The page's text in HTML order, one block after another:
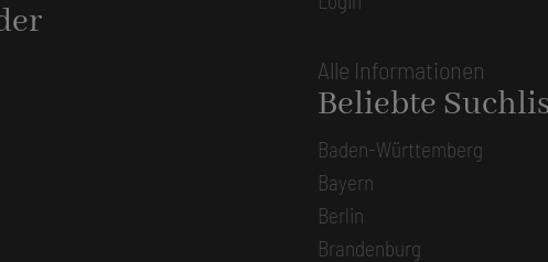
Alle Informationen
Beliebte
Baden-Württemberg
Bayern
Berlin
Brandenburg